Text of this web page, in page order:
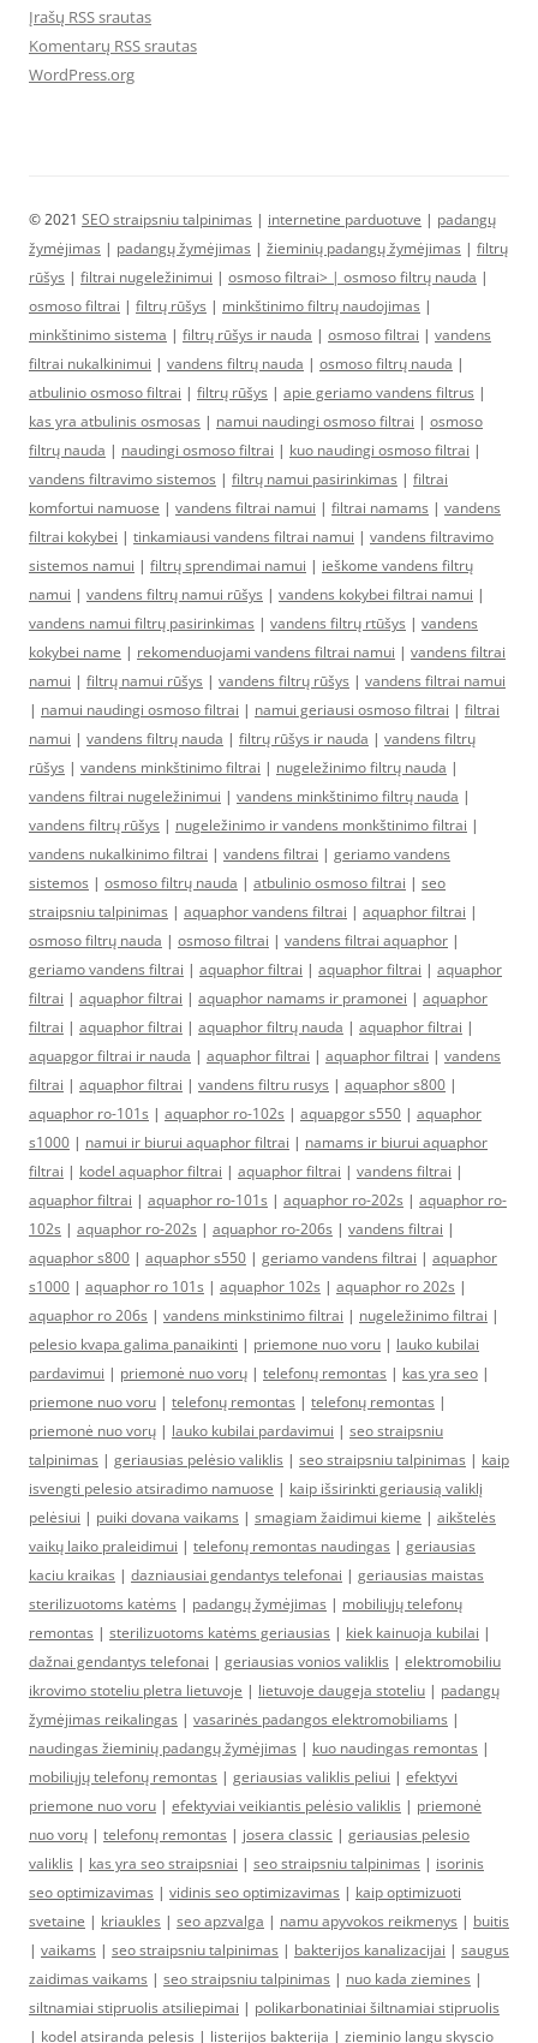
Įrašų RSS srautas
Komentarų RSS srautas
WordPress.org
© 2021 SEO straipsniu talpinimas | internetine parduotuve | padangų
žymėjimas | padangų žymėjimas | žieminių padangų žymėjimas | filtrų
rūšys | filtrai nugeležinimui | osmoso filtrai> | osmoso filtrų nauda |
osmoso filtrai | filtrų rūšys | minkštinimo filtrų naudojimas |
minkštinimo sistema | filtrų rūšys ir nauda | osmoso filtrai | vandens
filtrai nukalkinimui | vandens filtrų nauda | osmoso filtrų nauda |
atbulinio osmoso filtrai | filtrų rūšys | apie geriamo vandens filtrus |
kas yra atbulinis osmosas | namui naudingi osmoso filtrai | osmoso
filtrų nauda | naudingi osmoso filtrai | kuo naudingi osmoso filtrai |
vandens filtravimo sistemos | filtrų namui pasirinkimas | filtrai
komfortui namuose | vandens filtrai namui | filtrai namams | vandens
filtrai kokybei | tinkamiausi vandens filtrai namui | vandens filtravimo
sistemos namui | filtrų sprendimai namui | ieškome vandens filtrų
namui | vandens filtrų namui rūšys | vandens kokybei filtrai namui |
vandens namui filtrų pasirinkimas | vandens filtrų rtūšys | vandens
kokybei name | rekomenduojami vandens filtrai namui | vandens filtrai
namui | filtrų namui rūšys | vandens filtrų rūšys | vandens filtrai namui
| namui naudingi osmoso filtrai | namui geriausi osmoso filtrai | filtrai
namui | vandens filtrų nauda | filtrų rūšys ir nauda | vandens filtrų
rūšys | vandens minkštinimo filtrai | nugeležinimo filtrų nauda |
vandens filtrai nugeležinimui | vandens minkštinimo filtrų nauda |
vandens filtrų rūšys | nugeležinimo ir vandens monkštinimo filtrai |
vandens nukalkinimo filtrai | vandens filtrai | geriamo vandens
sistemos | osmoso filtrų nauda | atbulinio osmoso filtrai | seo
straipsniu talpinimas | aquaphor vandens filtrai | aquaphor filtrai |
osmoso filtrų nauda | osmoso filtrai | vandens filtrai aquaphor |
geriamo vandens filtrai | aquaphor filtrai | aquaphor filtrai | aquaphor
filtrai | aquaphor filtrai | aquaphor namams ir pramonei | aquaphor
filtrai | aquaphor filtrai | aquaphor filtrų nauda | aquaphor filtrai |
aquapgor filtrai ir nauda | aquaphor filtrai | aquaphor filtrai | vandens
filtrai | aquaphor filtrai | vandens filtru rusys | aquaphor s800 |
aquaphor ro-101s | aquaphor ro-102s | aquapgor s550 | aquaphor
s1000 | namui ir biurui aquaphor filtrai | namams ir biurui aquaphor
filtrai | kodel aquaphor filtrai | aquaphor filtrai | vandens filtrai |
aquaphor filtrai | aquaphor ro-101s | aquaphor ro-202s | aquaphor ro-
102s | aquaphor ro-202s | aquaphor ro-206s | vandens filtrai |
aquaphor s800 | aquaphor s550 | geriamo vandens filtrai | aquaphor
s1000 | aquaphor ro 101s | aquaphor 102s | aquaphor ro 202s |
aquaphor ro 206s | vandens minkstinimo filtrai | nugeležinimo filtrai |
pelesio kvapa galima panaikinti | priemone nuo voru | lauko kubilai
pardavimui | priemonė nuo vorų | telefonų remontas | kas yra seo |
priemone nuo voru | telefonų remontas | telefonų remontas |
priemonė nuo vorų | lauko kubilai pardavimui | seo straipsniu
talpinimas | geriausias pelėsio valiklis | seo straipsniu talpinimas | kaip
isvengti pelesio atsiradimo namuose | kaip išsirinkti geriausią valiklį
pelėsiui | puiki dovana vaikams | smagiam žaidimui kieme | aikštelės
vaikų laiko praleidimui | telefonų remontas naudingas | geriausias
kaciu kraikas | dazniausiai gendantys telefonai | geriausias maistas
sterilizuotoms katėms | padangų žymėjimas | mobiliųjų telefonų
remontas | sterilizuotoms katėms geriausias | kiek kainuoja kubilai |
dažnai gendantys telefonai | geriausias vonios valiklis | elektromobiliu
ikrovimo stoteliu pletra lietuvoje | lietuvoje daugeja stoteliu | padangų
žymėjimas reikalingas | vasarinės padangos elektromobiliams |
naudingas žieminių padangų žymėjimas | kuo naudingas remontas |
mobiliųjų telefonų remontas | geriausias valiklis peliui | efektyvi
priemone nuo voru | efektyviai veikiantis pelėsio valiklis | priemonė
nuo vorų | telefonų remontas | josera classic | geriausias pelesio
valiklis | kas yra seo straipsniai | seo straipsniu talpinimas | isorinis
seo optimizavimas | vidinis seo optimizavimas | kaip optimizuoti
svetaine | kriaukles | seo apzvalga | namu apyvokos reikmenys | buitis
| vaikams | seo straipsniu talpinimas | bakterijos kanalizacijai | saugus
zaidimas vaikams | seo straipsniu talpinimas | nuo kada ziemines |
siltnamiai stipruolis atsiliepimai | polikarbonatiniai šiltnamiai stipruolis
| kodel atsiranda pelesis | listerijos bakterija | zieminio langu skyscio